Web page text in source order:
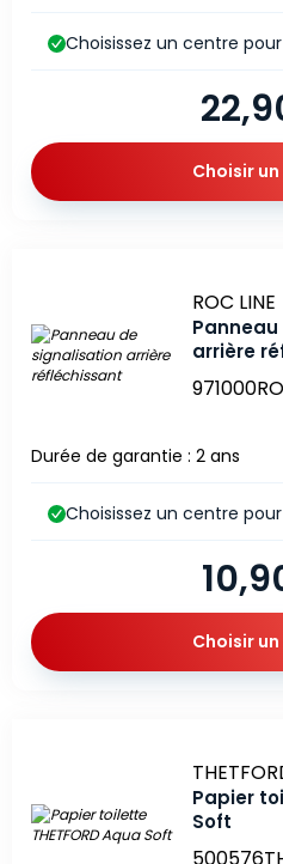
Choisissez un centre
Choisir
Marque
ROC LINE
arrière
Durée de garantie : 2 ans
Choisissez un centre
Choisir
Marque
Papier
Soft